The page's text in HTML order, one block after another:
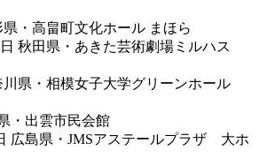
・高畠町文化ホール まほら
秋田県・あきた芸術劇場ミルハス
川県・相模女子大学グリーンホール
・出雲市民会館
広島県・JMSアステールプラザ 大ホ